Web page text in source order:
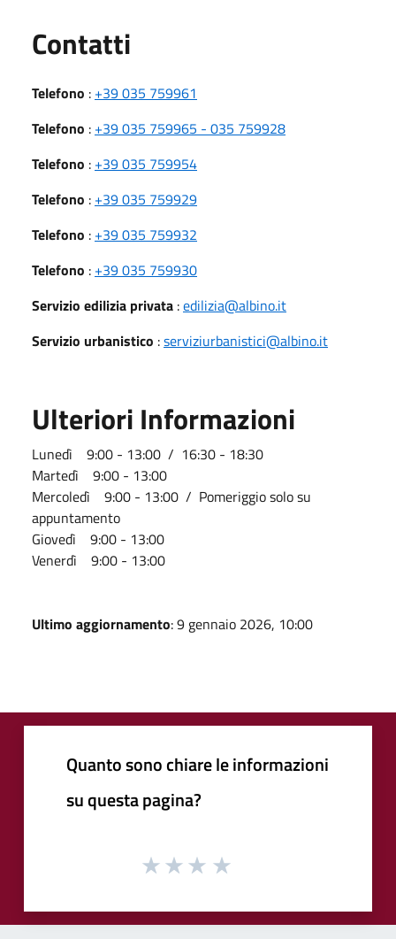
Contatti
Telefono : +39 035 759961
Telefono : +39 035 759965 - 035 759928
Telefono : +39 035 759954
Telefono : +39 035 759929
Telefono : +39 035 759932
Telefono : +39 035 759930
Servizio edilizia privata :edilizia@albino.it
Servizio urbanistico :serviziurbanistici@albino.it
Ulteriori Informazioni
Lunedì 9:00 - 13:00 / 16:30 - 18:30
Martedì 9:00 - 13:00
Mercoledì 9:00 - 13:00 / Pomeriggio solo su
appuntamento
Giovedì 9:00 - 13:00
Venerdì 9:00 - 13:00
Ultimo aggiornamento: 9 gennaio 2026, 10:00
Quanto sono chiare le informazioni
su questa pagina?